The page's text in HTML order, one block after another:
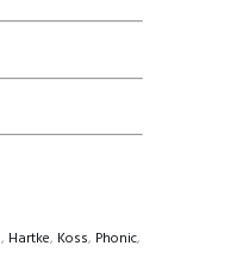
, Hartke, Koss, Phonic,